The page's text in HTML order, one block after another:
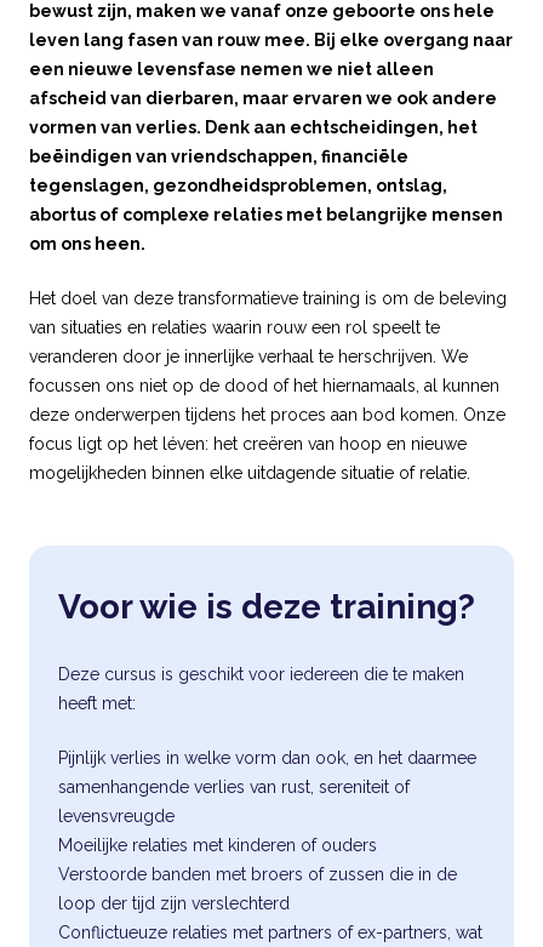
bewust zijn, maken we vanaf onze geboorte ons hele
leven lang fasen van rouw mee. Bij elke overgang naar
een nieuwe levensfase nemen we niet alleen
afscheid van dierbaren, maar ervaren we ook andere
vormen van verlies. Denk aan echtscheidingen, het
beëindigen van vriendschappen, financiële
tegenslagen, gezondheidsproblemen, ontslag,
abortus of complexe relaties met belangrijke mensen
om ons heen.
Het doel van deze transformatieve training is om de beleving
van situaties en relaties waarin rouw een rol speelt te
veranderen door je innerlijke verhaal te herschrijven. We
focussen ons niet op de dood of het hiernamaals, al kunnen
deze onderwerpen tijdens het proces aan bod komen. Onze
focus ligt op het léven: het creëren van hoop en nieuwe
mogelijkheden binnen elke uitdagende situatie of relatie.
Voor wie is deze training?
Deze cursus is geschikt voor iedereen die te maken
heeft met:
Pijnlijk verlies in welke vorm dan ook, en het daarmee
samenhangende verlies van rust, sereniteit of
levensvreugde
Moeilijke relaties met kinderen of ouders
Verstoorde banden met broers of zussen die in de
loop der tijd zijn verslechterd
Conflictueuze relaties met partners of ex-partners, wat